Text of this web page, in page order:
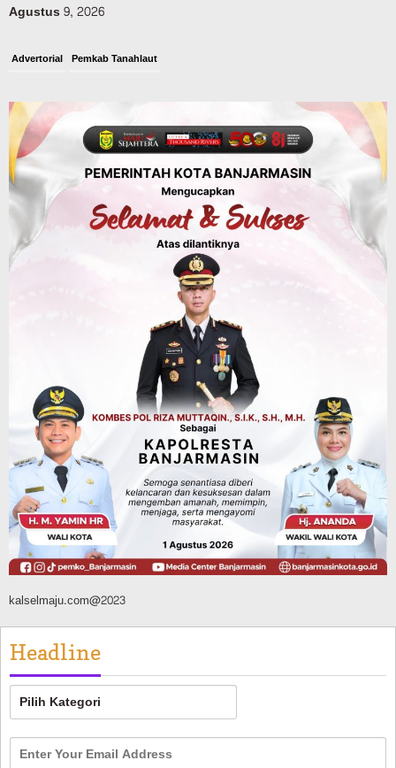
Agustus 9, 2026
Advertorial Pemkab Tanahlaut
2026, Bidik Emas Porprov dan
Rencanakan Pindah Indoor 2027
Agustus 9, 2026
Sosial & Keagamaan
45 Pramuka Banjarmasin Berangkat ke
Jamnas XII Cibubur, Termasuk Dua
Peserta Berkebutuhan Khusus
Green Action di Desa Sungairangas
Banjar, Ratusan Pohon Ditanam, Hampir
2 Ton Sampah Terkumpul dari
Penukaran dengan Sembako
Agustus 9, 2026
kalselmaju.com@2023
Headline
Headline